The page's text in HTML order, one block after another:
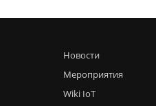
Новости
Мероприятия
Wiki IoT